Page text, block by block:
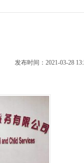
发布时间：2021-03-28